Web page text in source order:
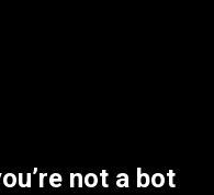
not a bot